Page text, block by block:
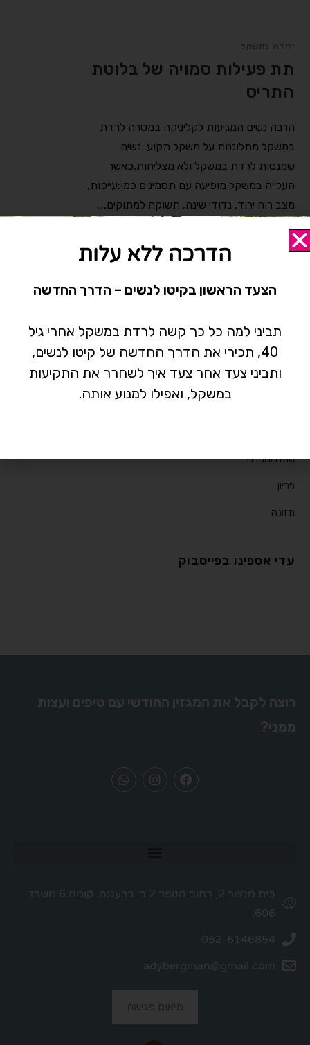
ירידה במשקל
תת פעילות סמויה של בלוטת
התריס
הרבה נשים המגיעות לקליניקה במטרה לרדת
במשקל מתלוננות על משקל תקוע. נשים
שמנסות לרדת במשקל ולא מצליחות.כאשר
העלייה במשקל מופיעה עם תסמינים כמו:עייפות,
מצב רוח ירוד, נדודי שינה, תשוקה למתוקים,…
קטגוריות
Uncategorized
גיל המעבר
מתח וחרדה
פריון
תזונה
עדי אספינו בפייסבוק
רוצה לקבל את המגזין החודשי עם טיפים ועצות
ממני?
בית מנצור 2, רחוב הנופר 2 ב׳ ברעננה. קומה 6 משרד
606.
052-6146854
adybergman@gmail.com
תיאום פגישה
הדרכה ללא עלות
הצעד הראשון בקיטו לנשים – הדרך החדשה
תביני למה כל כך קשה לרדת במשקל אחרי גיל
40, תכירי את הדרך החדשה של קיטו לנשים,
ותביני צעד אחר צעד איך לשחרר את התקיעות
במשקל, ואפילו למנוע אותה.